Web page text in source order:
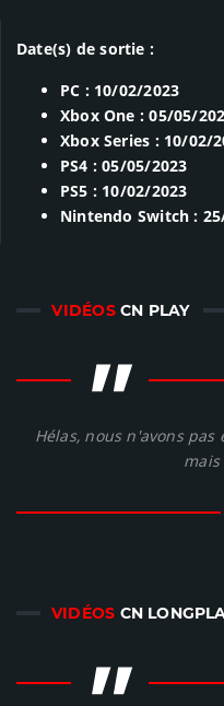
Date(s) de sortie :
PC : 10/02/2023
Xbox One : 05/05/
Xbox Series : 10/02/
PS4 : 05/05/2023
PS5 : 10/02/2023
Nintendo Switch :
VIDÉOSCN PLAY
"
Hélas, nous n'avons
mais
VIDÉOS CN